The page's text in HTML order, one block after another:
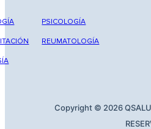
PSICOLOGÍA
REUMATOLOGÍA
Copyright © 2026